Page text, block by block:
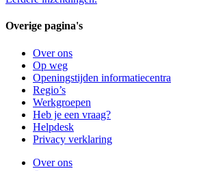
Overige pagina's
Over ons
Op weg
Openingstijden informatiecentra
Regio’s
Werkgroepen
Heb je een vraag?
Helpdesk
Privacy verklaring
Over ons